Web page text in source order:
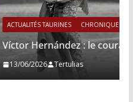
TAURINES 2026
immobile